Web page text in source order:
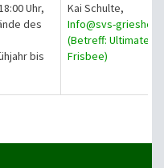
Uhr,
des
bis
Kai Schulte,
Info@svs-
(Betreff: Ultimate
Frisbee)